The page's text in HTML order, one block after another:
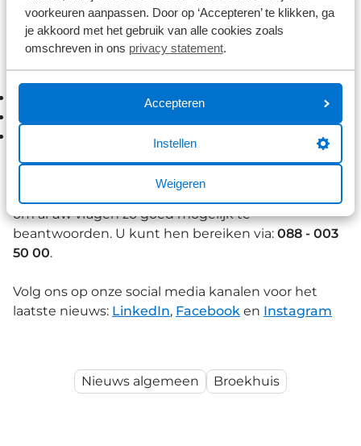
voorkeuren aanpassen. Door op ‘Accepteren’ te klikken, ga
je akkoord met het gebruik van alle cookies zoals
omschreven in ons privacy statement.
Accepteren
Instellen
Weigeren
van het Klant Contact Centrum. Zij staan graag voor
u klaar!
Zij zijn te bereiken via:
De chat op onze website
Per telefoon:
Ook de medewerkers van het Klant Contact
Centrum van Auto Palace Groep staan voor u klaar,
om al uw vragen zo goed mogelijk te
beantwoorden. U kunt hen bereiken via: 088 - 003
50 00.
Volg ons op onze social media kanalen voor het
laatste nieuws: LinkedIn, Facebook en Instagram
Nieuws algemeen Broekhuis